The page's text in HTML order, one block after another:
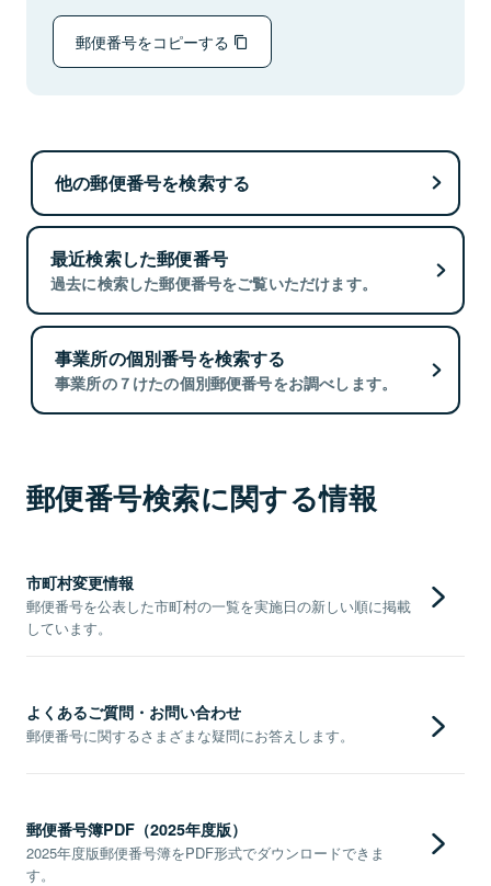
郵便番号をコピーする
他の郵便番号を検索する
最近検索した郵便番号
過去に検索した郵便番号をご覧いただけます。
事業所の個別番号を検索する
事業所の７けたの個別郵便番号をお調べします。
郵便番号検索に関する情報
市町村変更情報
郵便番号を公表した市町村の一覧を実施日の新しい順に掲載
しています。
よくあるご質問・お問い合わせ
郵便番号に関するさまざまな疑問にお答えします。
郵便番号簿PDF（2025年度版）
2025年度版郵便番号簿をPDF形式でダウンロードできま
す。